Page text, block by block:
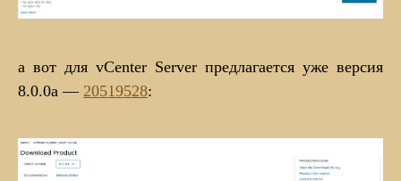
а вот для vCenter Server предлагается уже версия
8.0.0а — 20519528: